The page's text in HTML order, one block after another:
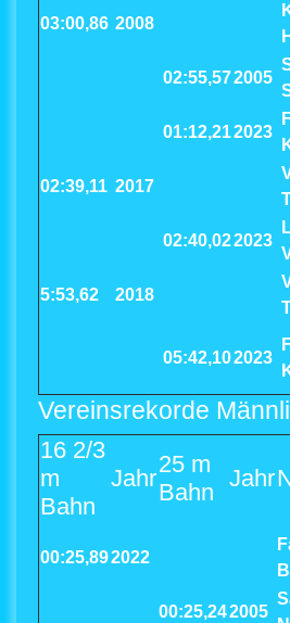
03:00,86 2008
02:55,572005
01:12,212023
02:39,11 2017
02:40,022023
5:53,62 2018
05:42,102023
Vereinsrekorde
16 2/3
m
Bahn
Jahr
25 m
Bahn
Jahr
00:25,892022
00:25,242005